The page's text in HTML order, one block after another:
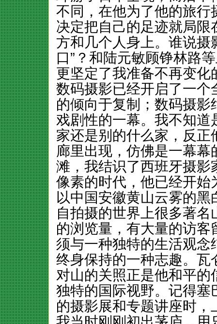
不同，在他为了他的旅
决定把自己的足迹就局
方和几个人身上。谁说摄
口”？和陆元敏顾铮林路
更坚定了我准备不再变
数码摄影已经开启了一
的倾向于复制；数码摄
戏剧性的一幕。我不知
家还是别的什么家，反
廊里出现，仿佛是一幕
滩，我结识了西班牙摄
像素的时代，他已经开始
以中国安徽黄山云雾的
自拍摄的世界上很多著
的浏览量，有大量的访
须与一种独特的生活观
终身保持的一种志趣。瓦
对山的关照正是他和平
独特的国际视野。记得
的摄影展和专题讲座时